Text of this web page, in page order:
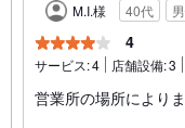
M.I.様 40代
4
サービス:4 店舗設備:3
営業所の場所により